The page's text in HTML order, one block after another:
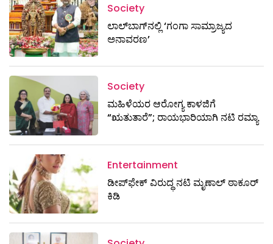
Society
ಲಾಲ್‌ಬಾಗ್‌ನಲ್ಲಿ ‘ಗಂಗಾ ಸಾಮ್ರಾಜ್ಯದ
ಅನಾವರಣ’
Society
ಮಹಿಳೆಯರ ಆರೋಗ್ಯ ಕಾಳಜಿಗೆ
“ಋತುತಾರೆ”; ರಾಯಭಾರಿಯಾಗಿ ನಟಿ ರಮ್ಯಾ
Entertainment
ಡೀಪ್‌ಫೇಕ್ ವಿರುದ್ಧ ನಟಿ ಮೃಣಾಲ್ ಠಾಕೂರ್
ಕಿಡಿ